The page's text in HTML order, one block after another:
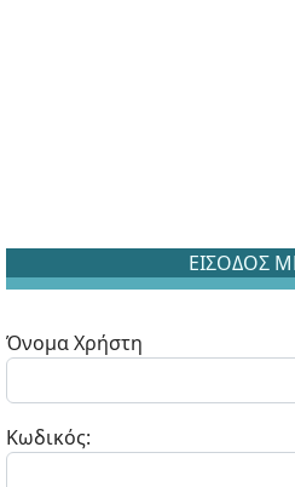
ΕΙΣΟΔΟΣ
Όνομα Χρήστη
Κωδικός: